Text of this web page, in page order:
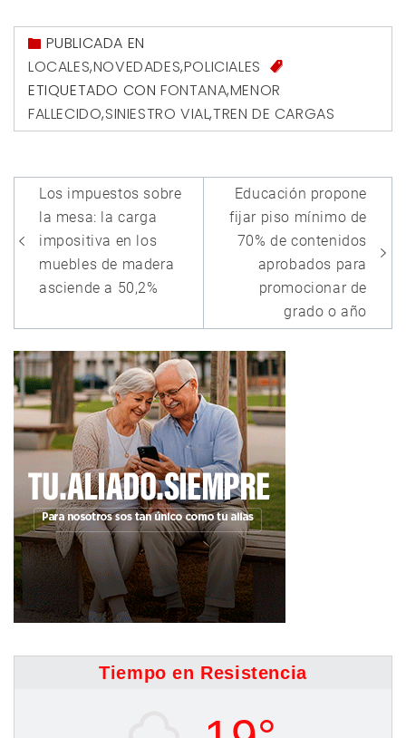
PUBLICADA EN
LOCALES,NOVEDADES,POLICIALES
ETIQUETADO CON FONTANA,MENOR
FALLECIDO,SINIESTRO VIAL,TREN DE CARGAS
Navegación
de
entradas
Los impuestos sobre
la mesa: la carga
impositiva en los
muebles de madera
asciende a 50,2%
Educación propone
fijar piso mínimo de
70% de contenidos
aprobados para
promocionar de
grado o año
Tiempo en Resistencia